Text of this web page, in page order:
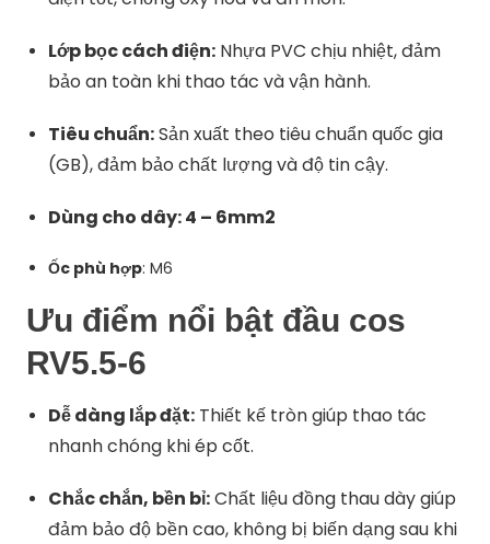
Lớp bọc cách điện: Nhựa PVC chịu nhiệt, đảm
bảo an toàn khi thao tác và vận hành.
Tiêu chuẩn:Sản xuất theo tiêu chuẩn quốc gia
(GB), đảm bảo chất lượng và độ tin cậy.
Dùng cho dây: 4 – 6mm2
Ốc phù hợp: M6
Ưu điểm nổi bật đầu cos
RV5.5-6
Dễ dàng lắp đặt: Thiết kế tròn giúp thao tác
nhanh chóng khi ép cốt.
Chắc chắn, bền bỉ:Chất liệu đồng thau dày giúp
đảm bảo độ bền cao, không bị biến dạng sau khi